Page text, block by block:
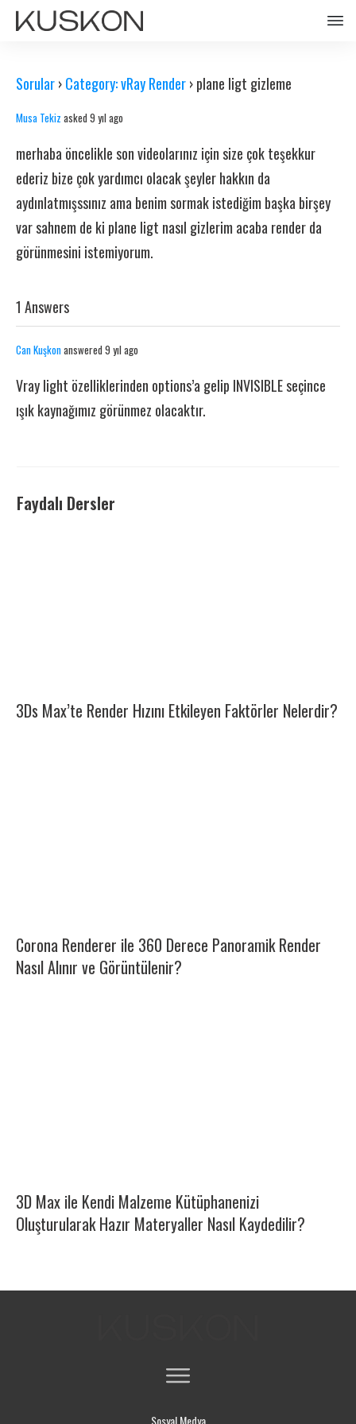
Sorular›Category: vRay Render›plane ligt gizleme
Musa Tekiz asked 9 yıl ago
merhaba öncelikle son videolarınız için size çok teşekkur
ederiz bize çok yardımcı olacak şeyler hakkın da
aydınlatmışssınız ama benim sormak istediğim başka birşey
var sahnem de ki plane ligt nasıl gizlerim acaba render da
görünmesini istemiyorum.
1 Answers
Can Kuşkonanswered 9 yıl ago
Vray light özelliklerinden options’a gelip INVISIBLE seçince
ışık kaynağımız görünmez olacaktır.
Faydalı Dersler
3Ds Max’te Render Hızını Etkileyen Faktörler Nelerdir?
Corona Renderer ile 360 Derece Panoramik Render
Nasıl Alınır ve Görüntülenir?
3D Max ile Kendi Malzeme Kütüphanenizi
Oluşturularak Hazır Materyaller Nasıl Kaydedilir?
Sosyal Medya